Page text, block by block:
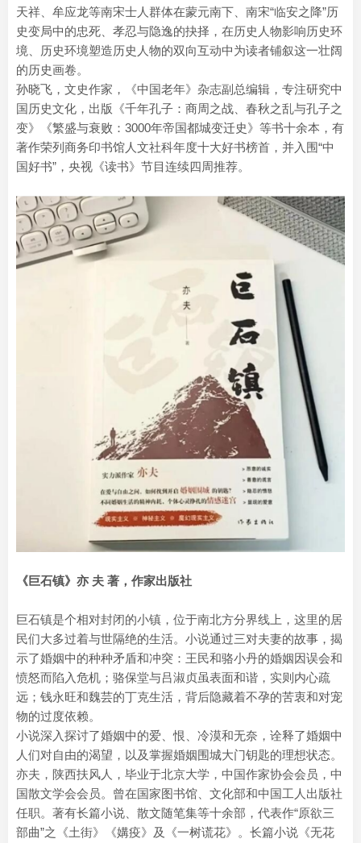
天祥、牟应龙等南宋士人群体在蒙元南下、南宋“临安之降”历
史变局中的忠死、孝忍与隐逸的抉择，在历史人物影响历史环
境、历史环境塑造历史人物的双向互动中为读者铺叙这一壮阔
的历史画卷。
孙晓飞，文史作家，《中国老年》杂志副总编辑，专注研究中
国历史文化，出版《千年孔子：商周之战、春秋之乱与孔子之
变》《繁盛与衰败：3000年帝国都城变迁史》等书十余本，有
著作荣列商务印书馆人文社科年度十大好书榜首，并入围“中
国好书”，央视《读书》节目连续四周推荐。
《巨石镇》亦 夫 著，作家出版社
巨石镇是个相对封闭的小镇，位于南北方分界线上，这里的居
民们大多过着与世隔绝的生活。小说通过三对夫妻的故事，揭
示了婚姻中的种种矛盾和冲突：王民和骆小丹的婚姻因误会和
愤怒而陷入危机；骆保堂与吕淑贞虽表面和谐，实则内心疏
远；钱永旺和魏芸的丁克生活，背后隐藏着不孕的苦衷和对宠
物的过度依赖。
小说深入探讨了婚姻中的爱、恨、冷漠和无奈，诠释了婚姻中
人们对自由的渴望，以及掌握婚姻围城大门钥匙的理想状态。
亦夫，陕西扶风人，毕业于北京大学，中国作家协会会员，中
国散文学会会员。曾在国家图书馆、文化部和中国工人出版社
任职。著有长篇小说、散文随笔集等十余部，代表作“原欲三
部曲”之《土街》《媾疫》及《一树谎花》。长篇小说《无花